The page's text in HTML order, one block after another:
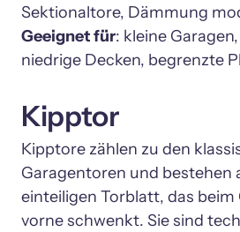
Geeignet für: kleine
Kipptor
Kipptore zählen zu den
Garagentoren und bestehen
einteiligen Torblatt, das beim
vorne schwenkt. Sie sind